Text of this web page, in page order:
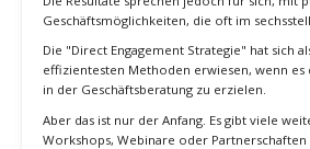
und Unternehmen zu identifizieren. Diese
CRM-System eingepflegt.
Anschließend wird ein
Einladung zu einem Workshop versandt.
Die direkte Ansprache, sei es durch